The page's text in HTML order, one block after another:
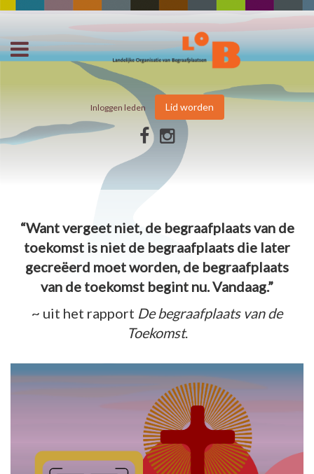
Inloggen leden Lid worden
“Want vergeet niet, de begraafplaats van de
toekomst is niet de begraafplaats die later
gecreëerd moet worden, de begraafplaats
van de toekomst begint nu. Vandaag.”
~ uit het rapport De begraafplaats van de
Toekomst.